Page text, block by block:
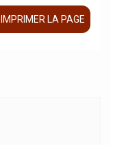
IMPRIMER LA PAGE